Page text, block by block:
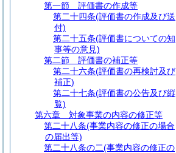
第一節
評価書の作成等
第二十四条(評価書の作成及び送
付)
第二十五条(評価書についての知
事等の意見)
第二節
評価書の補正等
第二十六条(評価書の再検討及び
補正)
第二十七条(評価書の公告及び縦
覧)
第六章
対象事業の内容の修正等
第二十八条(事業内容の修正の場合
の届出等)
第二十八条の二(事業内容の修正の